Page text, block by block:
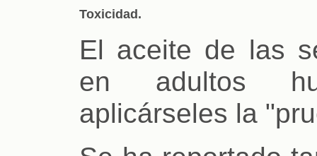
Toxicidad.
El aceite de las
en adultos
aplicárseles la